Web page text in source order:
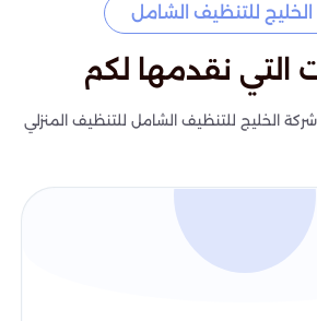
للتنظيف الشامل
التي نقدمها لكم
الخليج للتنظيف الشامل للتنظيف المنزلي